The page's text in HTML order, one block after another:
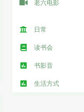
老六电影
日常
读书会
书影音
生活方式